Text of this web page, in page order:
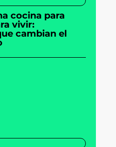
cocina para
vivir:
cambian el